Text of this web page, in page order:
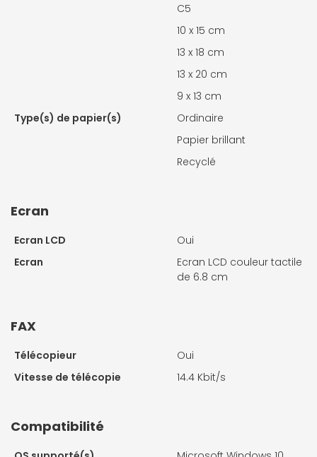
C5
10 x 15 cm
13 x 18 cm
13 x 20 cm
9 x 13 cm
Type(s) de papier(s)
Ordinaire
Papier brillant
Recyclé
Ecran
Ecran LCD
Oui
Ecran
Ecran LCD couleur tactile
de 6.8 cm
FAX
Télécopieur
Oui
Vitesse de télécopie
14.4 Kbit/s
Compatibilité